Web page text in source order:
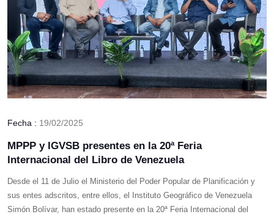
Fecha : 19/02/2025
MPPP y IGVSB presentes en la 20ª Feria
Internacional del Libro de Venezuela
Desde el 11 de Julio el Ministerio del Poder Popular de Planificación y
sus entes adscritos, entre ellos, el Instituto Geográfico de Venezuela
Simón Bolívar, han estado presente en la 20ª Feria Internacional del